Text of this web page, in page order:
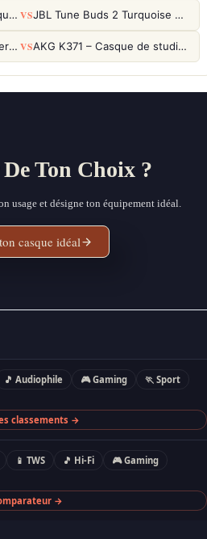
POGS The Elephant – Casque Filaire Enfants 85dB POGS-Safe™ (Éco-Responsable) VS JBL Tune Buds 2 Turquoise – Écouteurs True Wireless avec ANC et autonomie 48h
AKG K271 MKII – Casque fermé studio fiable pour une écoute neutre VS AKG K371 – Casque de studio fermé 50mm titane, réponse 5Hz-50kHz
Ton Choix ?
usage et désigne ton équipement idéal.
casque idéal
🎵 Audiophile 🎮 Gaming
🏃 Sport
classements →
📱 TWS 🎵 Hi-Fi
🎮 Gaming
→